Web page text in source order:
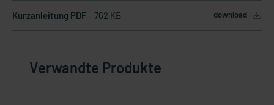
Kurzanleitung PDF 762 KB download
Verwandte Produkte